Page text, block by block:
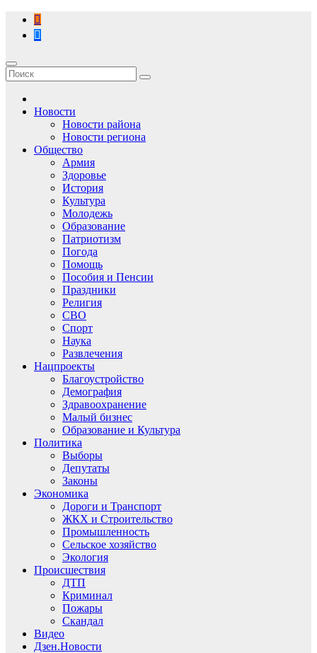
Перейти
содержимому
Новости
Новости района
Новости региона
Общество
Армия
Здоровье
История
Культура
Молодежь
Образование
Патриотизм
Погода
Помощь
Пособия и Пенсии
Праздники
Религия
СВО
Спорт
Наука
Развлечения
Нацпроекты
Благоустройство
Демография
Здравоохранение
Малый бизнес
Образование и Культура
Политика
Выборы
Депутаты
Законы
Экономика
Дороги и Транспорт
ЖКХ и Строительство
Промышленность
Сельское хозяйство
Экология
Происшествия
ДТП
Криминал
Пожары
Скандал
Видео
Дзен.Новости